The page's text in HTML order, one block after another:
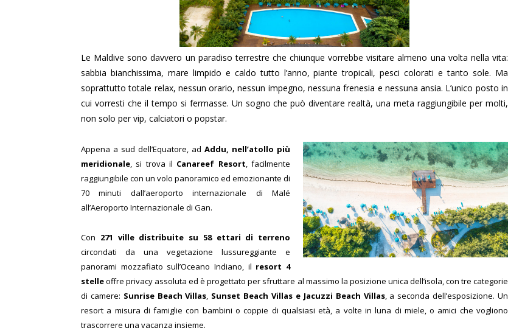
Le Maldive sono davvero un paradiso terrestre che chiunque vorrebbe visitare almeno una volta nella vita:
sabbia bianchissima, mare limpido e caldo tutto l’anno, piante tropicali, pesci colorati e tanto sole. Ma
soprattutto totale relax, nessun orario, nessun impegno, nessuna frenesia e nessuna ansia. L’unico posto in
cui vorresti che il tempo si fermasse. Un sogno che può diventare realtà, una meta raggiungibile per molti,
non solo per vip, calciatori o popstar.
Appena a sud dell’Equatore, ad Addu, nell’atollo più
meridionale, si trova il Canareef Resort, facilmente
raggiungibile con un volo panoramico ed emozionante di
70 minuti dall’aeroporto internazionale di Malé
all’Aeroporto Internazionale di Gan.
Con 271 ville distribuite su 58 ettari di terreno
circondati da una vegetazione lussureggiante e
panorami mozzafiato sull’Oceano Indiano, il resort 4
stelleoffre privacy assoluta ed è progettato per sfruttare al massimo la posizione unica dell’isola, con tre categorie
di camere: Sunrise Beach Villas Sunset Beach Villas e Jacuzzi Beach Villas, a seconda dell’esposizione.Un
resort a misura di famiglie con bambini o coppie di qualsiasi età, a volte in luna di miele, o amici che vogliono
trascorrere una vacanza insieme.